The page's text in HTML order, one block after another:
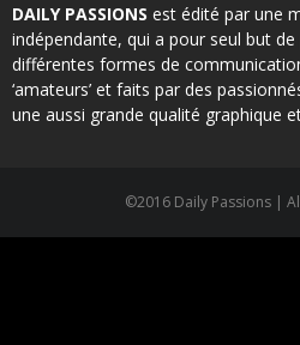
DAILY PASSIONS est édité par une
indépendante, qui a pour seul but
différentes formes de
‘amateurs’ et faits par des
une aussi grande qualité graphique
©2016 Daily Passions |